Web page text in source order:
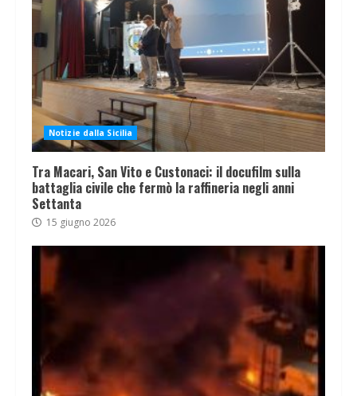
Notizie dalla Sicilia
Tra Macari, San Vito e Custonaci: il docufilm sulla
battaglia civile che fermò la raffineria negli anni
Settanta
15 giugno 2026